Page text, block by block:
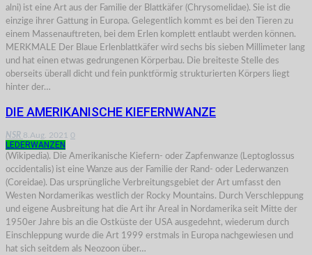
alni) ist eine Art aus der Familie der Blattkäfer (Chrysomelidae). Sie ist die
einzige ihrer Gattung in Europa. Gelegentlich kommt es bei den Tieren zu
einem Massenauftreten, bei dem Erlen komplett entlaubt werden können.
MERKMALE Der Blaue Erlenblattkäfer wird sechs bis sieben Millimeter lang
und hat einen etwas gedrungenen Körperbau. Die breiteste Stelle des
oberseits überall dicht und fein punktförmig strukturierten Körpers liegt
hinter der…
DIE AMERIKANISCHE KIEFERNWANZE
NSR 8.Aug. 2021 0
LEDERWANZEN
(Wikipedia). Die Amerikanische Kiefern- oder Zapfenwanze (Leptoglossus
occidentalis) ist eine Wanze aus der Familie der Rand- oder Lederwanzen
(Coreidae). Das ursprüngliche Verbreitungsgebiet der Art umfasst den
Westen Nordamerikas westlich der Rocky Mountains. Durch Verschleppung
und eigene Ausbreitung hat die Art ihr Areal in Nordamerika seit Mitte der
1950er Jahre bis an die Ostküste der USA ausgedehnt, wiederum durch
Einschleppung wurde die Art 1999 erstmals in Europa nachgewiesen und
hat sich seitdem als Neozoon über…